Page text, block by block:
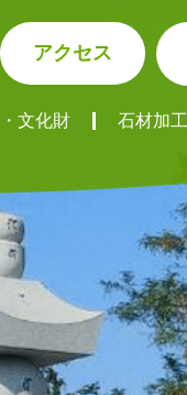
アクセス
文化財 石材加工